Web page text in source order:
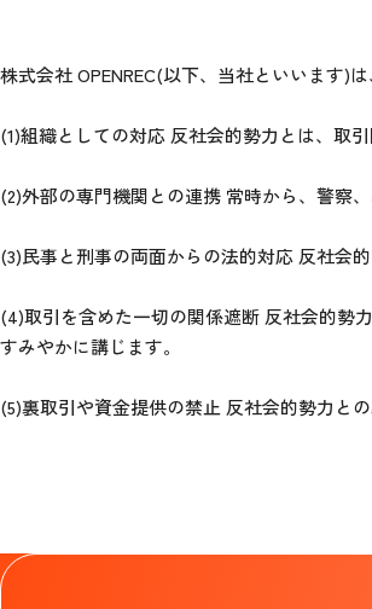
株式会社 OPENREC(以下、当社といいます)
(1)組織としての対応 反社会的勢力とは、取
(2)外部の専門機関との連携 常時から、警察
(3)民事と刑事の両面からの法的対応 反社会
(4)取引を含めた一切の関係遮断 反社会的勢
すみやかに講じます。
(5)裏取引や資金提供の禁止 反社会的勢力と